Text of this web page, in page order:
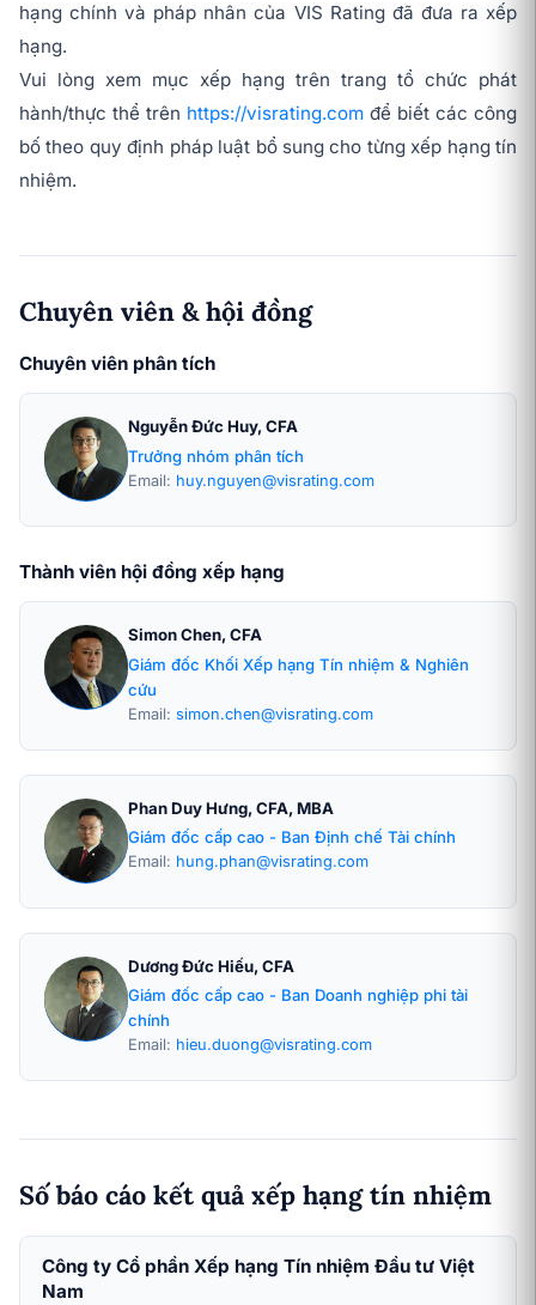
hạng chính và pháp nhân của VIS Rating đã đưa ra xếp
hạng.
Vui lòng xem mục xếp hạng trên trang tổ chức phát
hành/thực thể trên https://visrating.com để biết các công
bố theo quy định pháp luật bổ sung cho từng xếp hạng tín
nhiệm.
Chuyên viên & hội đồng
Chuyên viên phân tích
Nguyễn Đức Huy, CFA
Trưởng nhóm phân tích
Email: huy.nguyen@visrating.com
Thành viên hội đồng xếp hạng
Simon Chen, CFA
Giám đốc Khối Xếp hạng Tín nhiệm & Nghiên
cứu
Email: simon.chen@visrating.com
Phan Duy Hưng, CFA, MBA
Giám đốc cấp cao - Ban Định chế Tài chính
Email: hung.phan@visrating.com
Dương Đức Hiếu, CFA
Giám đốc cấp cao - Ban Doanh nghiệp phi tài
chính
Email: hieu.duong@visrating.com
Số báo cáo kết quả xếp hạng tín nhiệm
Công ty Cổ phần Xếp hạng Tín nhiệm Đầu tư Việt
Nam